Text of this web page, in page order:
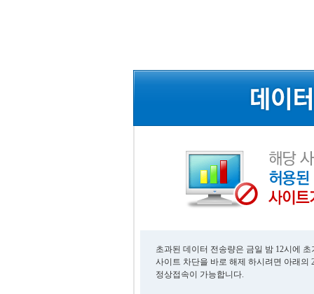
초과된 데이터 전송량은 금일 밤 12시에
사이트 차단을 바로 해제 하시려면 아래의
정상접속이 가능합니다.